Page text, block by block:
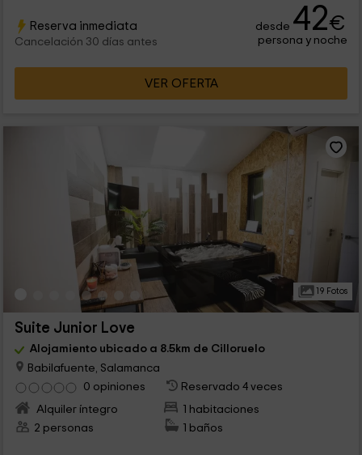
Reserva inmediata
Cancelación 30 días antes
desde 42€
persona y noche
VER OFERTA
19 Fotos
Suite Junior Love
Alojamiento ubicado a 8.5km de Cilloruelo
Babilafuente, Salamanca
0 opiniones
Reservado 4 veces
Alquiler íntegro
1 habitaciones
2 personas
1 baños